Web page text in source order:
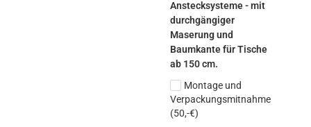
Anstecksysteme - mit
durchgängiger
Maserung und
Baumkante für Tische
ab 150 cm.
Montage und
Verpackungsmitnahme
(50,-€)